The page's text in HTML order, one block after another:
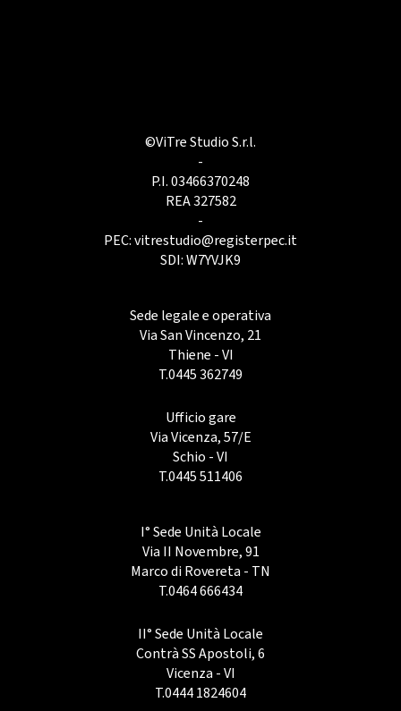
©ViTre Studio S.r.l.
-
P.I. 03466370248
REA 327582
-
PEC:vitrestudio@registerpec.it
SDI: W7YVJK9
Sede legale e operativa
Via San Vincenzo, 21
Thiene - VI
T.0445 362749
Ufficio gare
Via Vicenza, 57/E
Schio - VI
T.0445 511406
I° Sede Unità Locale
Via II Novembre, 91
Marco di Rovereta - TN
T.0464 666434
II° Sede Unità Locale
Contrà SS Apostoli, 6
Vicenza - VI
T.0444 1824604